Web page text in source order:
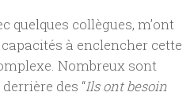
quelques collègues, m’ont
à enclencher cette
Nombreux sont
des “Ils ont besoin